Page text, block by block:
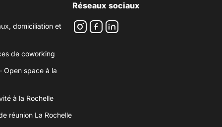
domiciliation et
de coworking
Open space à la
à la Rochelle
réunion La Rochelle
Réseaux sociaux
Instagram
Facebook
LinkedIn